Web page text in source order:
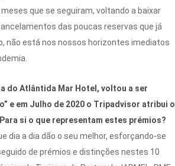
que se seguiram, voltando a baixar
das poucas reservas que já
não está nos nossos horizontes imediatos
do Atlântida Mar Hotel, voltou a ser
e em Julho de 2020 o Tripadvisor atribui o
si o que representam estes prémios?
dia a dia dão o seu melhor, esforçando-se
de prémios e distinções nestes 10